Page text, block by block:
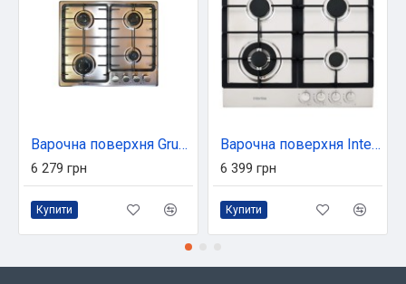
Варочна поверхня Grunhelm GPG 6325 IF
6 279 грн
Купити
Варочна поверхня Interline HGS 764 FGT XA
6 399 грн
Купити